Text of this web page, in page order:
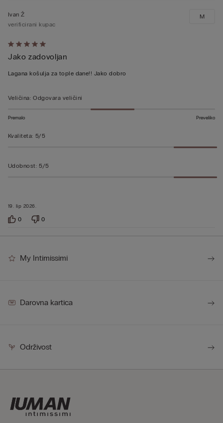
Dali
ste
ocjenu
od
19. lip 2026.
Ivan Ž
verificirani kupac
Jako zadovoljan
Lagana košulja za tople dane!! Jako dobro
M
Veličina: Odgovara veličini
Premalo Preveliko
Kvaliteta: 5/5
Udobnost: 5/5
0 0
My Intimissimi
Darovna kartica
Održivost